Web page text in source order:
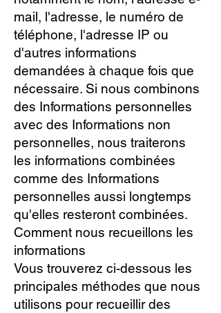
mail, l'adresse, le numéro de
téléphone, l'adresse IP ou
d'autres informations
demandées à chaque fois que
nécessaire. Si nous combinons
des Informations personnelles
avec des Informations non
personnelles, nous traiterons
les informations combinées
comme des Informations
personnelles aussi longtemps
qu'elles resteront combinées.
Comment nous recueillons les
informations
Vous trouverez ci-dessous les
principales méthodes que nous
utilisons pour recueillir des